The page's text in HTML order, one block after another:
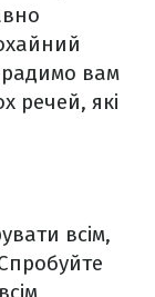
радимо вам
речей, які
всім,